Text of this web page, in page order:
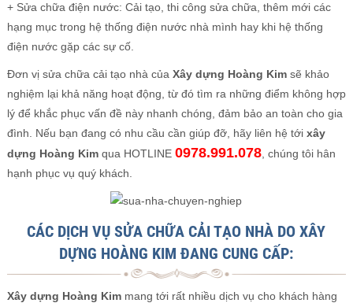
+ Sửa chữa điện nước: Cải tạo, thi công sửa chữa, thêm mới các
hạng mục trong hệ thống điện nước nhà mình hay khi hệ thống
điện nước gặp các sự cố.
Đơn vị sửa chữa cải tạo nhà của Xây dựng Hoàng Kimsẽ khảo
nghiệm lại khả năng hoạt động, từ đó tìm ra những điểm không hợp
lý để khắc phục vấn đề này nhanh chóng, đảm bảo an toàn cho gia
đình. Nếu bạn đang có nhu cầu cần giúp đỡ, hãy liên hệ tới xây
dựng Hoàng Kimqua HOTLINE 0978.991.078, chúng tôi hân
hạnh phục vụ quý khách.
CÁC DỊCH VỤ SỬA CHỮA CẢI TẠO NHÀ DO XÂY
DỰNG HOÀNG KIM ĐANG CUNG CẤP:
Xây dựng Hoàng Kimmang tới rất nhiều dịch vụ cho khách hàng